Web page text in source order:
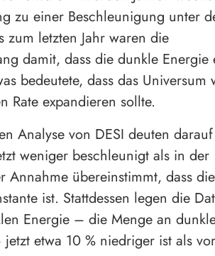
zu einer Beschleunigung unter
zum letzten Jahr waren die
damit, dass die dunkle Energie
bedeutete, dass das Universum
Rate expandieren sollte.
Analyse von DESI deuten
weniger beschleunigt als in der
Annahme übereinstimmt, dass
ist. Stattdessen legen die
Energie – die Menge an
etwa 10 % niedriger ist als